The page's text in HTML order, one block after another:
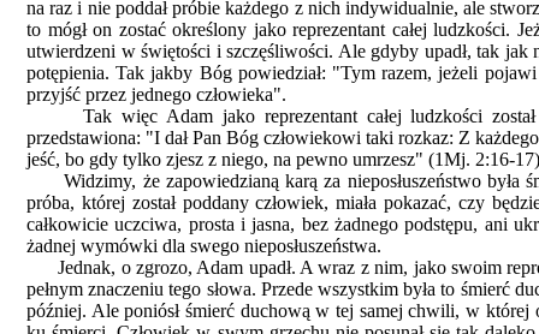
na raz i nie poddał próbie każdego z nich indywidualnie, ale
to mógł on zostać określony jako reprezentant całej ludzkości.
utwierdzeni w świętości i szczęśliwości. Ale gdyby upadł, tak jak
potępienia. Tak jakby Bóg powiedział: "Tym razem, jeżeli
przyjść przez jednego człowieka".
Tak więc Adam jako reprezentant całej ludzkości został
przedstawiona: "I dał Pan Bóg człowiekowi taki rozkaz: Z
jeść, bo gdy tylko zjesz z niego, na pewno umrzesz" (1Mj. 2:16-
Widzimy, że zapowiedzianą karą za nieposłuszeństwo była
próba, której został poddany człowiek, miała pokazać, czy
całkowicie uczciwa, prosta i jasna, bez żadnego podstępu, ani
żadnej wymówki dla swego nieposłuszeństwa.
Jednak, o zgrozo, Adam upadł. A wraz z nim, jako swoim
pełnym znaczeniu tego słowa. Przede wszystkim była to śmierć
później. Ale poniósł śmierć duchową w tej samej chwili, w której